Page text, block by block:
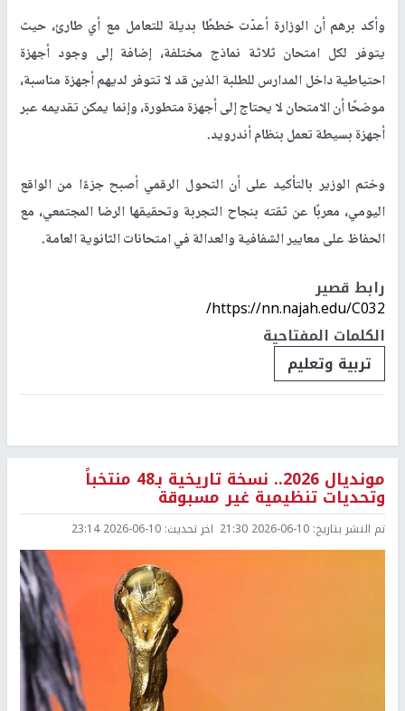
وأكد برهم أن الوزارة أعدّت خططًا بديلة للتعامل مع أي طارئ، حيث
يتوفر لكل امتحان ثلاثة نماذج مختلفة، إضافة إلى وجود أجهزة
احتياطية داخل المدارس للطلبة الذين قد لا تتوفر لديهم أجهزة مناسبة،
موضحًا أن الامتحان لا يحتاج إلى أجهزة متطورة، وإنما يمكن تقديمه عبر
أجهزة بسيطة تعمل بنظام أندرويد.
وختم الوزير بالتأكيد على أن التحول الرقمي أصبح جزءًا من الواقع
اليومي، معربًا عن ثقته بنجاح التجربة وتحقيقها الرضا المجتمعي، مع
الحفاظ على معايير الشفافية والعدالة في امتحانات الثانوية العامة.
رابط قصير
https://nn.najah.edu/C032/
الكلمات المفتاحية
تربية وتعليم
مونديال 2026.. نسخة تاريخية بـ48 منتخباً
وتحديات تنظيمية غير مسبوقة
تم النشر بتاريخ: 2026-06-10 21:30 اخر تحديث: 2026-06-10 23:14